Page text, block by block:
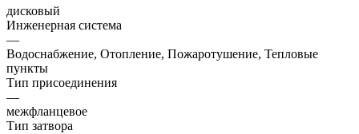
дисковый
Инженерная система
—
Водоснабжение, Отопление, Пожаротушение, Тепловые
пункты
Тип присоединения
—
межфланцевое
Тип затвора